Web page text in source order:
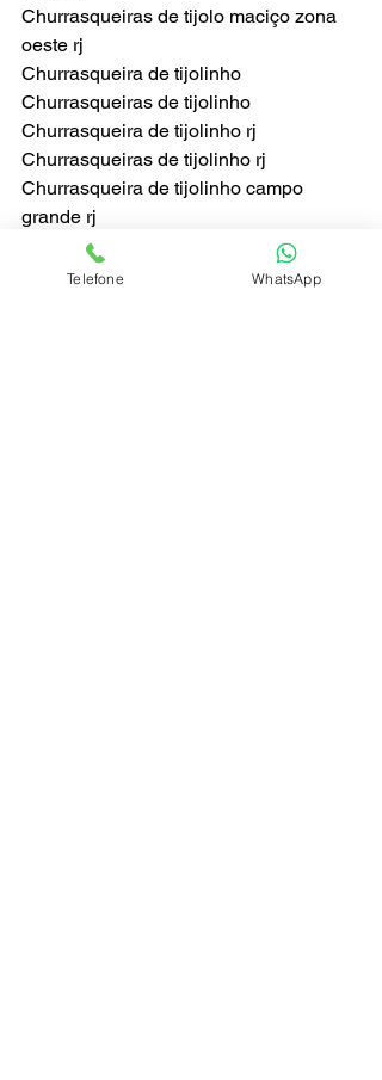
Churrasqueiras de tijolo maciço zona
oeste rj
Churrasqueira de tijolinho
Churrasqueiras de tijolinho
Churrasqueira de tijolinho rj
Churrasqueiras de tijolinho rj
Churrasqueira de tijolinho campo
grande rj
Churrasqueiras de tijolinho campo
grande rjTelefone WhatsApp